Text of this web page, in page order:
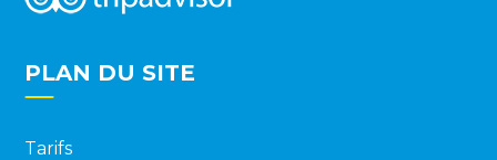
PLAN DU SITE
Tarifs